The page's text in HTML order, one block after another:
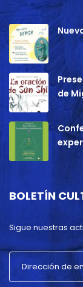
de
BOLETÍN
Sigue nuestras